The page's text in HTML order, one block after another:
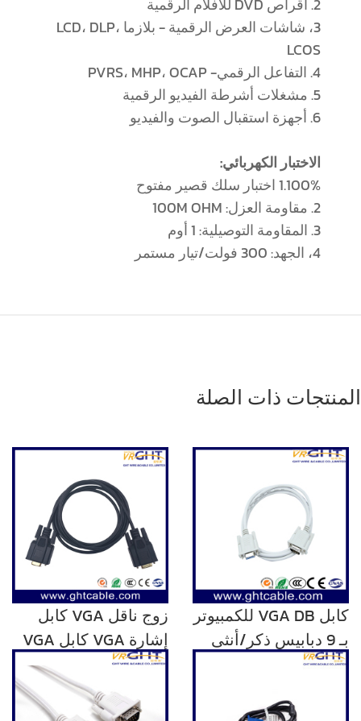
3، شاشات العرض الرقمية - بلازما LCD، DLP،
LCOS
4. التفاعل الرقمي- PVRS، MHP، OCAP
5. مشغلات أشرطة الفيديو الرقمية
6. أجهزة استقبال الصوت والفيديو
الاختبار الكهربائي:
1.100% اختبار سلك قصير مفتوح
2. مقاومة العزل: 100M OHM
3. المقاومة التوصيلية: 1 أوم
4، الجهد: 300 فولت/تيار مستمر
المنتجات ذات الصلة
زوج ناقل VGA كابل
إشارة VGA كابل VGA
كابل VGA DB للكمبيوتر
بـ 9 دبابيس ذكر/أنثى